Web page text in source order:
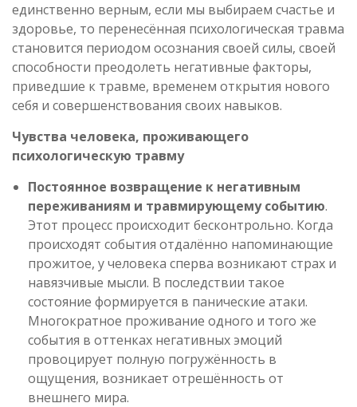
единственно верным, если мы выбираем счастье и
здоровье, то перенесённая психологическая травма
становится периодом осознания своей силы, своей
способности преодолеть негативные факторы,
приведшие к травме, временем открытия нового
себя и совершенствования своих навыков.
Чувства человека, проживающего
психологическую травму
Постоянное возвращение к негативным
переживаниям и травмирующему событию.
Этот процесс происходит бесконтрольно. Когда
происходят события отдалённо напоминающие
прожитое, у человека сперва возникают страх и
навязчивые мысли. В последствии такое
состояние формируется в панические атаки.
Многократное проживание одного и того же
события в оттенках негативных эмоций
провоцирует полную погружённость в
ощущения, возникает отрешённость от
внешнего мира.